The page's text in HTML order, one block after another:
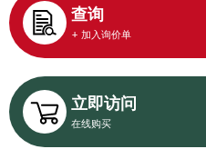
查询
+ 加入询价单
立即访问
在线购买